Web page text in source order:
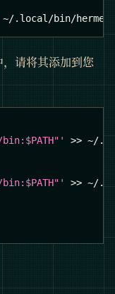
~/.local/bin/hermes
请将其添加到您
>> ~/
>> ~/